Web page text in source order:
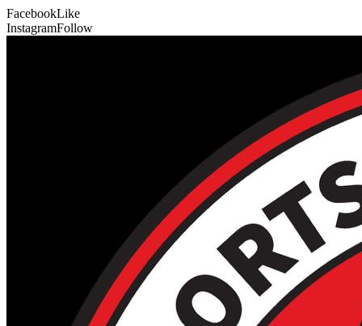
FacebookLike
InstagramFollow